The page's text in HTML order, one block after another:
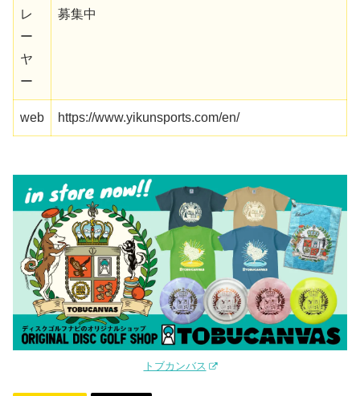
レ
ー
ヤ
ー
募集中
web https://www.yikunsports.com/en/
トブカンバス